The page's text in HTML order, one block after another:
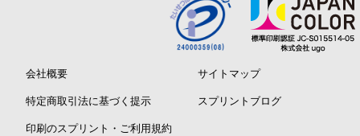
会社概要
特定商取引法に基づく提示
印刷のスプリント・ご利用規約
サイトマップ
スプリントブログ